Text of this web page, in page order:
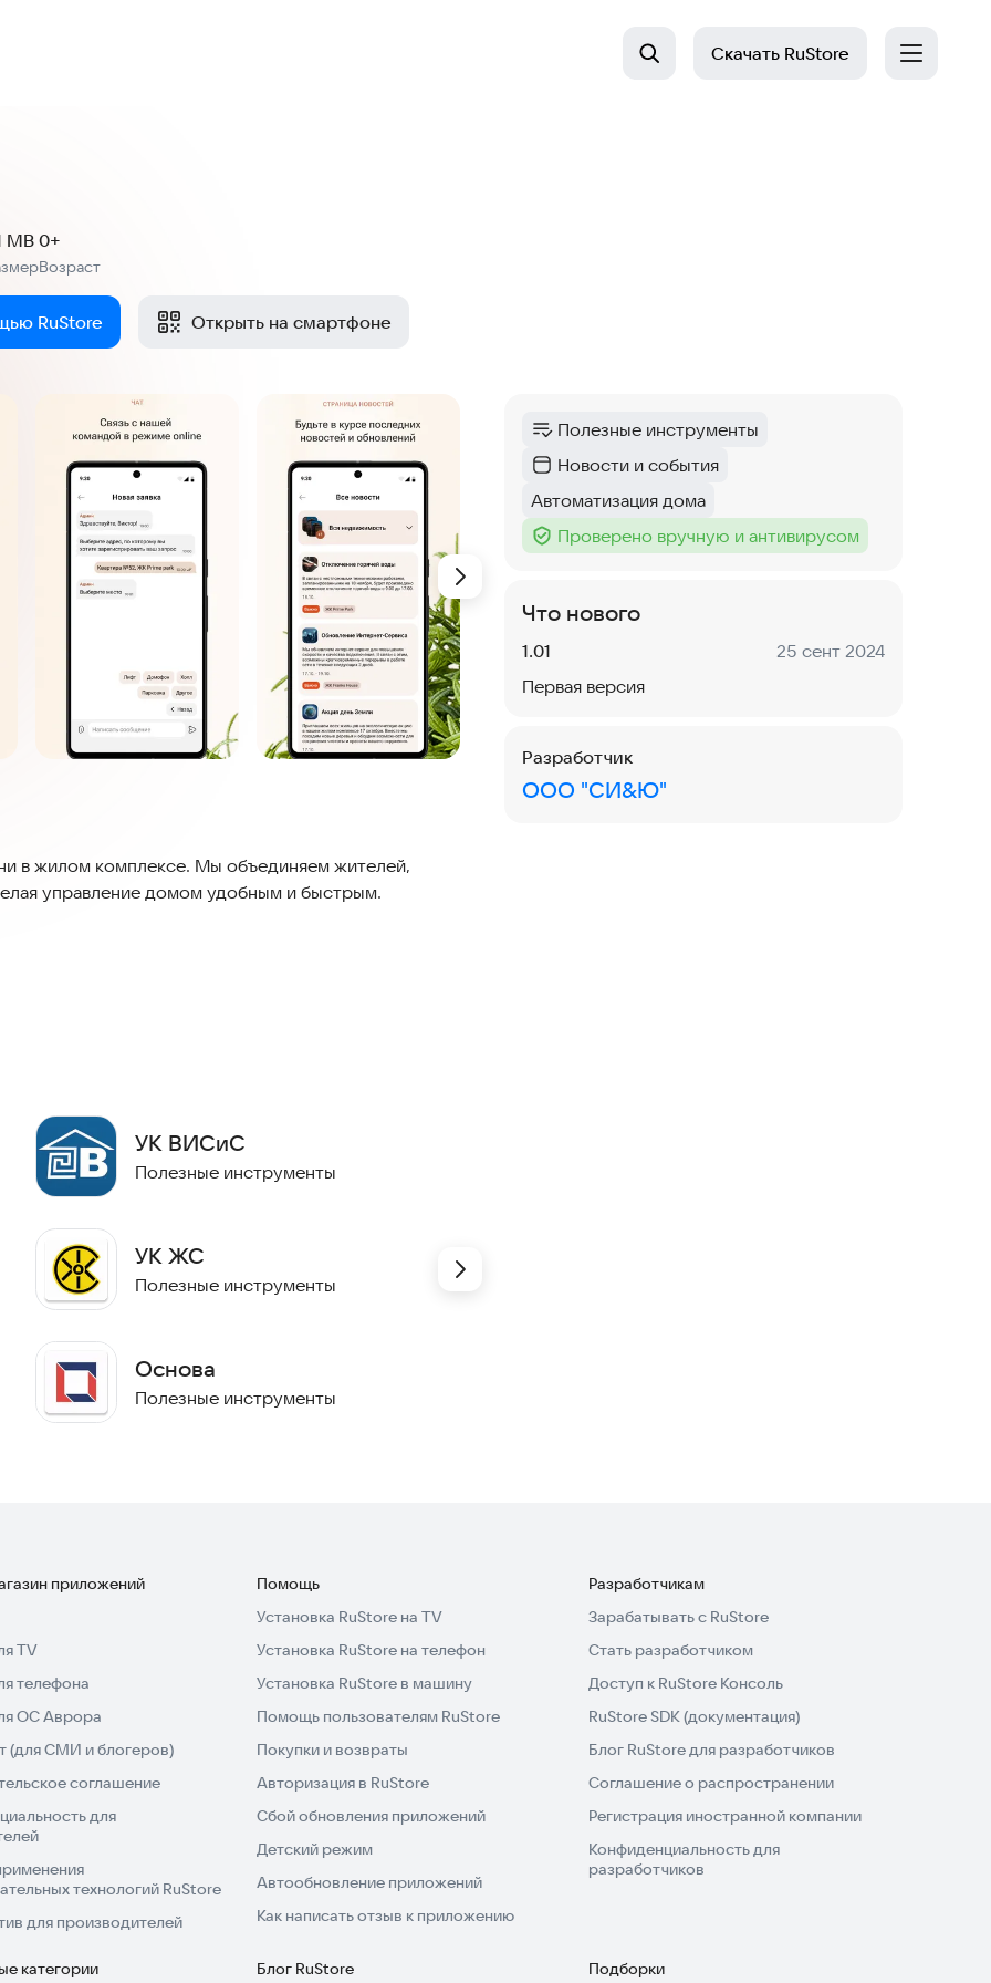
Скачать RuStore
MB
Возраст
0+
RuStore Открыть на смартфоне
в жилом комплексе. Мы объединяем жителей,
управление домом удобным и быстрым.
в ЖК.
для оперативного решения вопросов.
вашу жизнь проще и удобнее. Управляйте
на связи с управляющей компанией в любое
УК ВИСиС
Полезные инструменты
УК ЖС
Полезные инструменты
Основа
Полезные инструменты
Категория:
Полезные инструменты
Категория :
Новости и события
Тег:
Автоматизация дома
Тег :
Проверено вручную и антивирусом
Что нового
Версия:
1.01 Дата:
25 сент 2024
Первая версия
Разработчик
ООО "СИ&Ю"
приложений
TV
телефона
ОС Аврора
(для СМИ и блогеров)
соглашение
для
технологий RuStore
для производителей
Помощь
Установка RuStore на TV
Установка RuStore на телефон
Установка RuStore в машину
Помощь пользователям RuStore
Покупки и возвраты
Авторизация в RuStore
Сбой обновления приложений
Детский режим
Автообновление приложений
Как написать отзыв к приложению
Разработчикам
Зарабатывать с RuStore
Стать разработчиком
Доступ к RuStore Консоль
RuStore SDK (документация)
Блог RuStore для разработчиков
Соглашение о распространении
Регистрация иностранной компании
Конфиденциальность для
разработчиков
категории Блог RuStore Подборки